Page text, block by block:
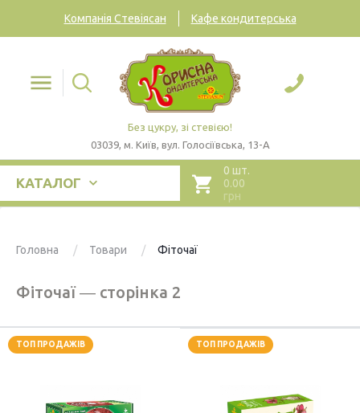
Компанія Стевіясан Кафе кондитерська
Без цукру, зі стевією!
03039, м. Київ, вул. Голосіївська, 13-А
КАТАЛОГ
0 шт.
0.00
грн
Головна Товари Фіточаї
Фіточаї ― сторінка 2
ТОП ПРОДАЖІВ ТОП ПРОДАЖІВ